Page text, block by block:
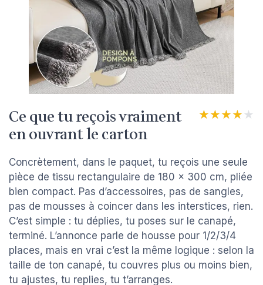
Ce que tu reçois vraiment
en ouvrant le carton
★★★★★
★★★★★
Concrètement, dans le paquet, tu reçois une seule
pièce de tissu rectangulaire de 180 x 300 cm, pliée
bien compact. Pas d’accessoires, pas de sangles,
pas de mousses à coincer dans les interstices, rien.
C’est simple : tu déplies, tu poses sur le canapé,
terminé. L’annonce parle de housse pour 1/2/3/4
places, mais en vrai c’est la même logique : selon la
taille de ton canapé, tu couvres plus ou moins bien,
tu ajustes, tu replies, tu t’arranges.